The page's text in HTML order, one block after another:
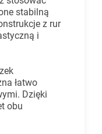
stabilną
z rur
i
łatwo
Dzięki
obu